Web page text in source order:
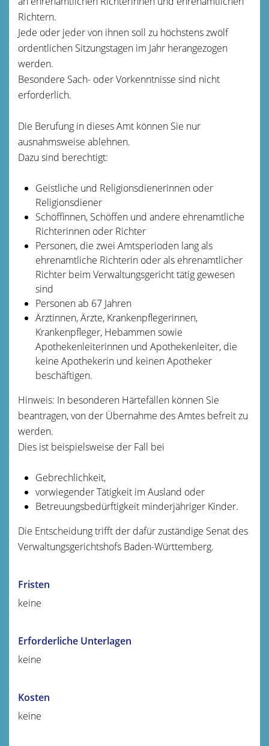
Richtern.
Jede oder jeder von ihnen soll zu höchstens zwölf
ordentlichen Sitzungstagen im Jahr herangezogen
werden.
Besondere Sach- oder Vorkenntnisse sind nicht
erforderlich.
Die Berufung in dieses Amt können Sie nur
ausnahmsweise ablehnen.
Dazu sind berechtigt:
Geistliche und Religionsdienerinnen oder
Religionsdiener
Schöffinnen, Schöffen und andere ehrenamtliche
Richterinnen oder Richter
Personen, die zwei Amtsperioden lang als
ehrenamtliche Richterin oder als ehrenamtlicher
Richter beim Verwaltungsgericht tätig gewesen
sind
Personen ab 67 Jahren
Ärztinnen, Ärzte, Krankenpflegerinnen,
Krankenpfleger, Hebammen sowie
Apothekenleiterinnen und Apothekenleiter, die
keine Apothekerin und keinen Apotheker
beschäftigen.
Hinweis: In besonderen Härtefällen können Sie
beantragen, von der Übernahme des Amtes befreit zu
werden.
Dies ist beispielsweise der Fall bei
Gebrechlichkeit,
vorwiegenderTätigkeit im Ausland oder
Betreuungsbedürftigkeit minderjähriger Kinder.
Die Entscheidung trifft der dafür zuständige Senat des
Verwaltungsgerichtshofs Baden-Württemberg.
Fristen
keine
Erforderliche Unterlagen
keine
Kosten
keine